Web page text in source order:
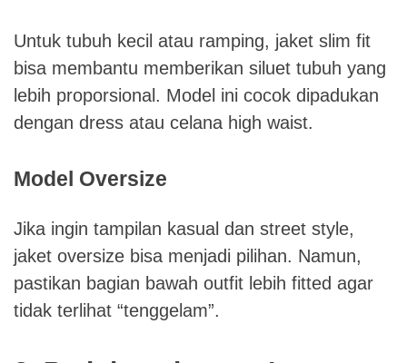
Untuk tubuh kecil atau ramping, jaket slim fit
bisa membantu memberikan siluet tubuh yang
lebih proporsional. Model ini cocok dipadukan
dengan dress atau celana high waist.
Model Oversize
Jika ingin tampilan kasual dan street style,
jaket oversize bisa menjadi pilihan. Namun,
pastikan bagian bawah outfit lebih fitted agar
tidak terlihat “tenggelam”.